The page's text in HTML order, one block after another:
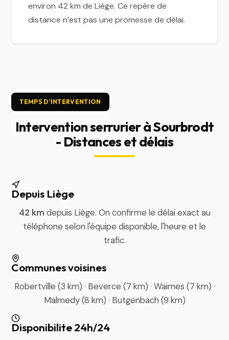
environ 42 km de Liège. Ce repère de
distance n’est pas une promesse de délai.
TEMPS D'INTERVENTION
Intervention serrurier à Sourbrodt
- Distances et délais
Depuis Liège
42 km depuis Liège. On confirme le délai exact au
téléphone selon l'équipe disponible, l'heure et le
trafic.
Communes voisines
Robertville (3 km) · Beverce (7 km) · Waimes (7 km) ·
Malmedy (8 km) · Butgenbach (9 km)
Disponibilite 24h/24